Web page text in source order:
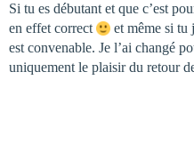
Si tu es débutant et que c’est
en effet correct
et même si tu
est convenable. Je l’ai changé
uniquement le plaisir du retour